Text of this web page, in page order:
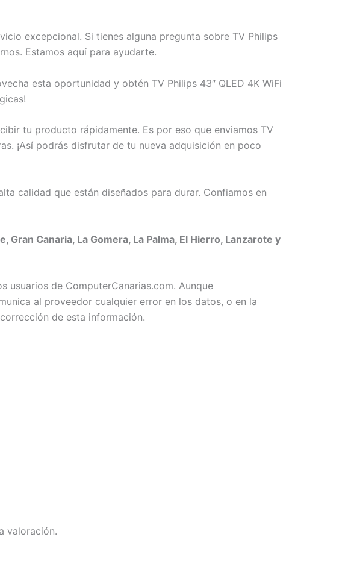
excepcional. Si tienes alguna pregunta sobre TV Philips
Estamos aquí para ayudarte.
esta oportunidad y obtén TV Philips 43″ QLED 4K WiFi
tu producto rápidamente. Es por eso que enviamos TV
¡Así podrás disfrutar de tu nueva adquisición en poco
calidad que están diseñados para durar. Confiamos en
Canaria, La Gomera, La Palma, El Hierro, Lanzarote y
usuarios de ComputerCanarias.com. Aunque
al proveedor cualquier error en los datos, o en la
de esta información.
valoración.